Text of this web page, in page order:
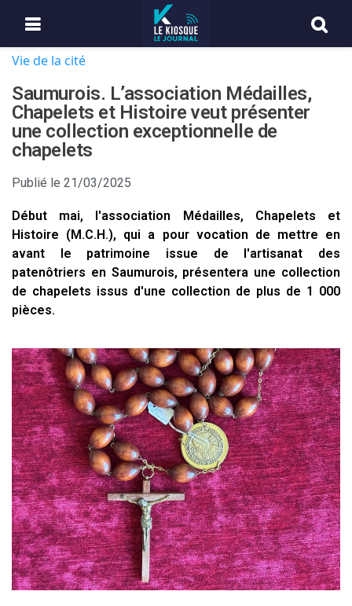
Vie de la cité
Saumurois. L’association Médailles,
Chapelets et Histoire veut présenter
une collection exceptionnelle de
chapelets
Publié le 21/03/2025
Début mai, l'association Médailles, Chapelets et
Histoire (M.C.H.), qui a pour vocation de mettre en
avant le patrimoine issue de l'artisanat des
patenôtriers en Saumurois, présentera une collection
de chapelets issus d'une collection de plus de 1 000
pièces.